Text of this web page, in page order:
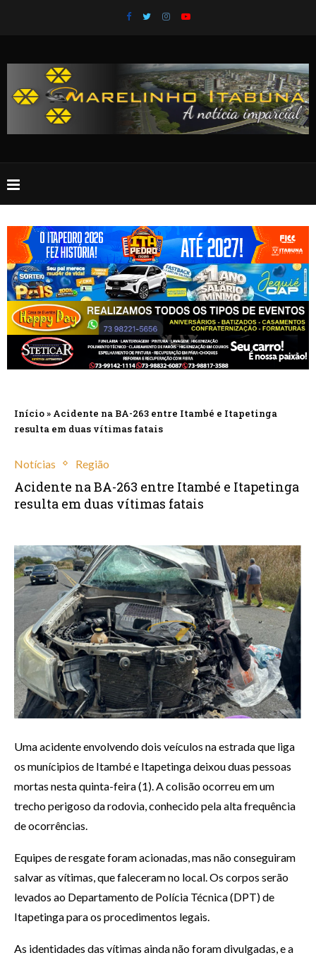
Início» Acidente na BA-263 entre Itambé e Itapetinga
resulta em duas vítimas fatais
Notícias Região
Acidente na BA-263 entre Itambé e Itapetinga
resulta em duas vítimas fatais
Uma acidente envolvendo dois veículos na estrada que liga
os munícipios de Itambé e Itapetinga deixou duas pessoas
mortas nesta quinta-feira (1). A colisão ocorreu em um
trecho perigoso da rodovia, conhecido pela alta frequência
de ocorrências.
Equipes de resgate foram acionadas, mas não conseguiram
salvar as vítimas, que faleceram no local. Os corpos serão
levados ao Departamento de Polícia Técnica (DPT) de
Itapetinga para os procedimentos legais.
As identidades das vítimas ainda não foram divulgadas, e a